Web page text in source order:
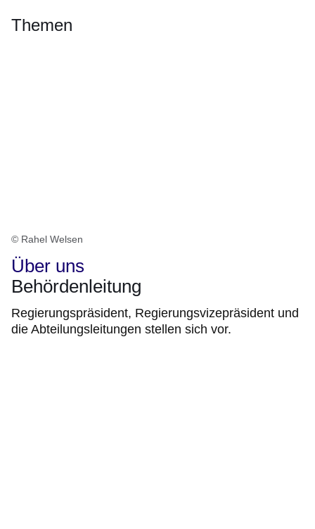
Themen
© Rahel Welsen
Über uns
Behördenleitung
Regierungspräsident, Regierungsvizepräsident und
die Abteilungsleitungen stellen sich vor.